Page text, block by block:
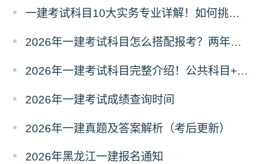
一建考试科目10大实务专业详解！如何挑选？
2026年一建考试科目怎么搭配报考？两年滚动
2026年一建考试科目完整介绍！公共科目+专业科目
2026年一建考试成绩查询时间
2026年一建真题及答案解析（考后更新）
2026年黑龙江一建报名通知